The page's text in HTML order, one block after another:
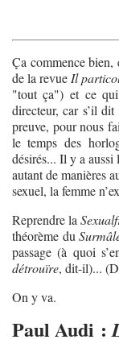
Ça commence
de la revue Il
"tout ça") et ce qui
directeur, car s’il
preuve, pour nous
le temps des
désirés... Il y a aussi
autant de manières
sexuel, la femme
Reprendre la
théorème du
passage (à quoi
détrouïre, dit-il)...
On y va.
Paul Audi :